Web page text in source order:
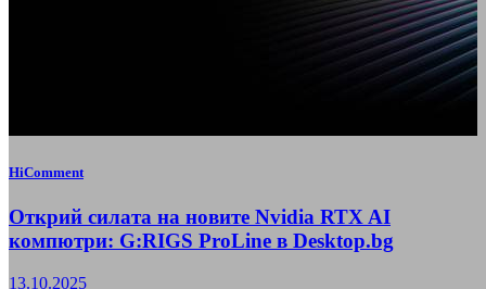
HiComment
Открий силата на новите Nvidia RTX AI
компютри: G:RIGS ProLine в Desktop.bg
13.10.2025